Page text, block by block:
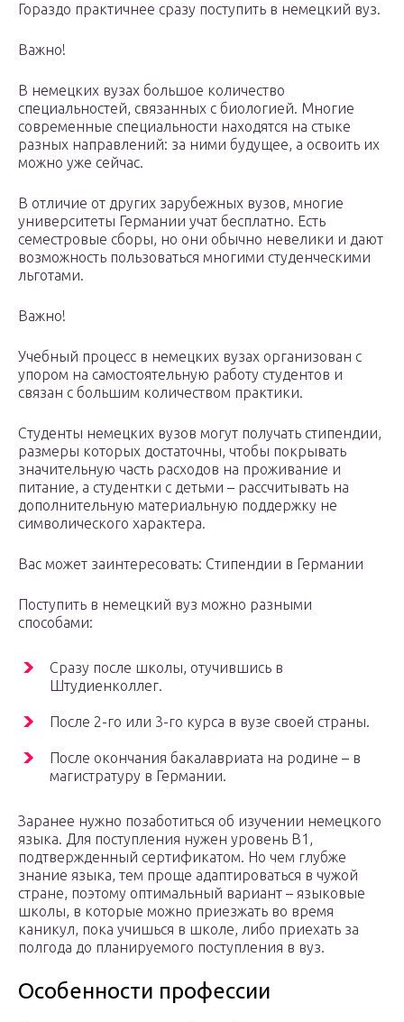
Гораздо практичнее сразу поступить в немецкий вуз.
Важно!
В немецких вузах большое количество
специальностей, связанных с биологией. Многие
современные специальности находятся на стыке
разных направлений: за ними будущее, а освоить их
можно уже сейчас.
В отличие от других зарубежных вузов, многие
университеты Германии учат бесплатно. Есть
семестровые сборы, но они обычно невелики и дают
возможность пользоваться многими студенческими
льготами.
Важно!
Учебный процесс в немецких вузах организован с
упором на самостоятельную работу студентов и
связан с большим количеством практики.
Студенты немецких вузов могут получать стипендии,
размеры которых достаточны, чтобы покрывать
значительную часть расходов на проживание и
питание, а студентки с детьми – рассчитывать на
дополнительную материальную поддержку не
символического характера.
Вас может заинтересовать: Стипендии в Германии
Поступить в немецкий вуз можно разными
способами:
Сразу после школы, отучившись в
Штудиенколлег.
После 2-го или 3-го курса в вузе своей страны.
После окончания бакалавриата на родине – в
магистратуру в Германии.
Заранее нужно позаботиться об изучении немецкого
языка. Для поступления нужен уровень В1,
подтвержденный сертификатом. Но чем глубже
знание языка, тем проще адаптироваться в чужой
стране, поэтому оптимальный вариант – языковые
школы, в которые можно приезжать во время
каникул, пока учишься в школе, либо приехать за
полгода до планируемого поступления в вуз.
Особенности профессии